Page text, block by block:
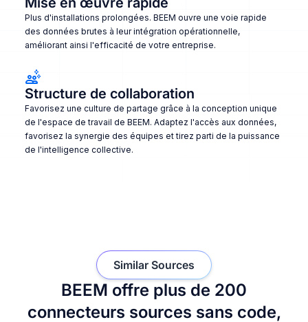
Plus d'installations prolongées. BEEM ouvre une voie rapide
des données brutes à leur intégration opérationnelle,
améliorant ainsi l'efficacité de votre entreprise.
Structure de collaboration
Favorisez une culture de partage grâce à la conception unique
de l'espace de travail de BEEM. Adaptez l'accès aux données,
favorisez la synergie des équipes et tirez parti de la puissance
de l'intelligence collective.
BEEM offre plus de 200
connecteurs sources sans code,
Similar Sources